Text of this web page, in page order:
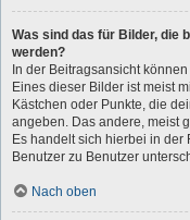
Was sind das für Bilder, die
werden?
In der Beitragsansicht
Eines dieser Bilder ist meist
Kästchen oder Punkte, die
angeben. Das andere, meist
Es handelt sich hierbei in
Benutzer zu Benutzer
Nach oben